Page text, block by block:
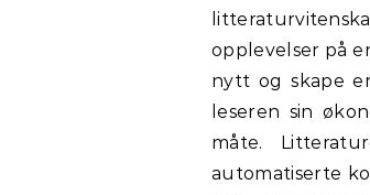
opplevelser på
nytt og skape
leseren sin
måte.
automatiserte